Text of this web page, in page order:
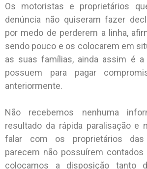
Os motoristas e proprietários
denúncia não quiseram fazer
por medo de perderem a linha,
sendo pouco e os colocarem em
as suas famílias, ainda assim é
possuem para pagar
anteriormente.
Não recebemos nenhuma
resultado da rápida paralisação e
falar com os proprietários das
parecem não possuírem
colocamos a disposição tanto